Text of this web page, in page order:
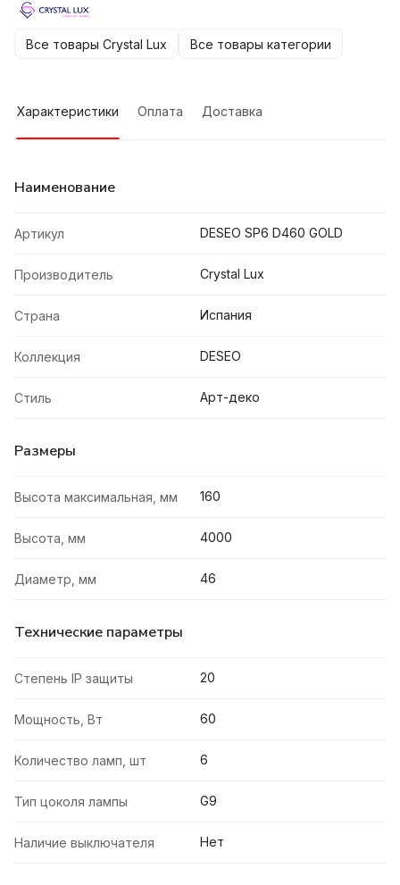
Все товары Crystal Lux Все товары категории
Характеристики Оплата Доставка
Наименование
Артикул DESEO SP6 D460 GOLD
Производитель Crystal Lux
Страна Испания
Коллекция DESEO
Стиль Арт-деко
Размеры
Высота максимальная, мм 160
Высота, мм 4000
Диаметр, мм 46
Технические параметры
Степень IP защиты 20
Мощность, Вт 60
Количество ламп, шт 6
Тип цоколя лампы G9
Наличие выключателя Нет